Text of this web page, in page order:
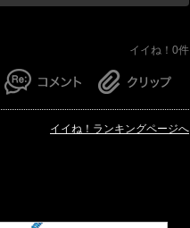
イイね！0件
イイね！ランキングページへ